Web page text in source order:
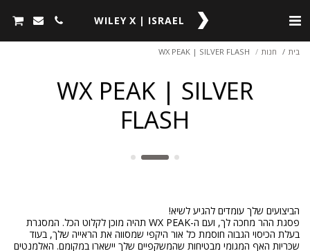
WILEY X | ISRAEL
בית חנות WX PEAK | SILVER FLASH
WX PEAK | SILVER
FLASH
פסגת ההר מחכה לך, ועם ה-WX PEAK תהיה מוכן לקלוט הכל. המסגרת
בעלת הכיסוי הגבוה חוסמת כל אור היקפי שמסווה את הראייה שלך, בעוד
שכּריות האף המגומי מבטיחות שהמשקפיים שלך יישארו במקומם. האלמנטים